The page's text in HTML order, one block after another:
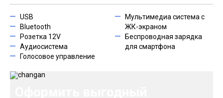
USB
Bluetooth
Розетка 12V
Аудиосистема
Голосовое управление
Мультимедиа система с
ЖК-экраном
Беспроводная зарядка
для смартфона